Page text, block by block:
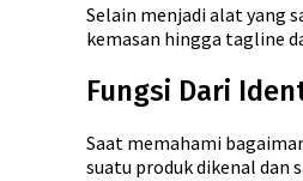
Selain menjadi alat yang
kemasan hingga tagline
Fungsi Dari
Saat memahami
suatu produk dikenal dan